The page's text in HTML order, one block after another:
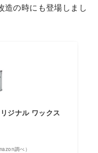
造の時にも登場しまし
ジナル ワックス
調べ）